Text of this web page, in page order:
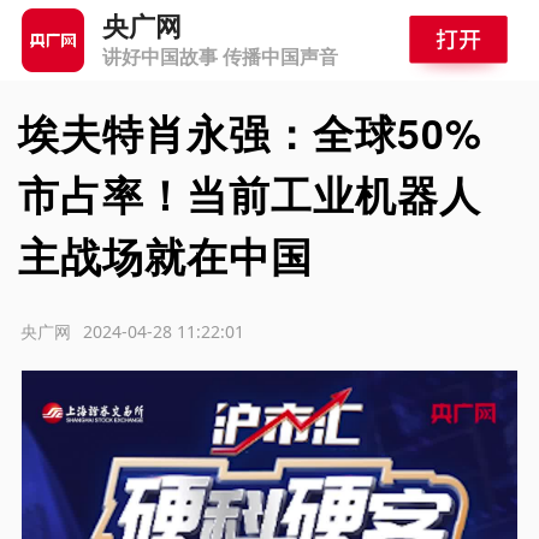
央广网
讲好中国故事 传播中国声音
埃夫特肖永强：全球50%
市占率！当前工业机器人
主战场就在中国
2024-04-28 11:22:01
央广网